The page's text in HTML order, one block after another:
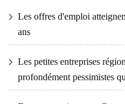
Les offres d'emploi
ans
Les petites entreprises
profondément pessimistes